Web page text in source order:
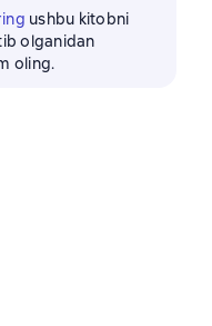
ushbu kitobni
olganidan
oling.